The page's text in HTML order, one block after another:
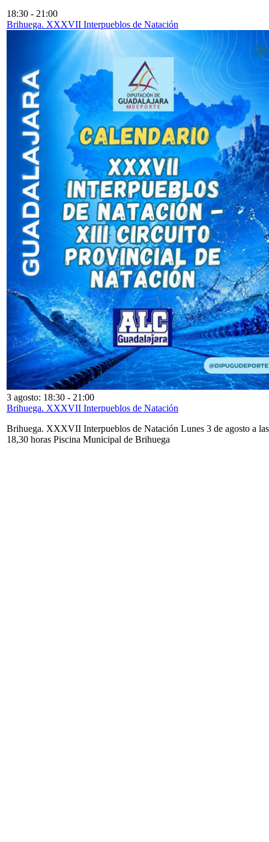
18:30 - 21:00
Brihuega. XXXVII Interpueblos de Natación
3 agosto: 18:30 - 21:00
Brihuega. XXXVII Interpueblos de Natación
Brihuega. XXXVII Interpueblos de Natación Lunes 3 de agosto a las
18,30 horas Piscina Municipal de Brihuega